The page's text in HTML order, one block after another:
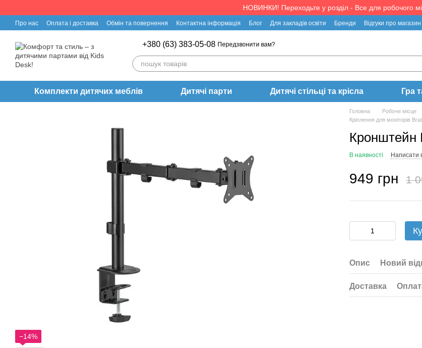
НОВИНКИ! Переходьте у розділ - Все для робочого
Про нас Оплата і доставка Обмін та повернення Контактна інформація Блог Для закладів освіти Бренди Відгуки про магазин
+380 (63) 383-05-08 Передзвонити вам?
Комплекти дитячих меблів Дитячі парти Дитячі стільці та крісла Гра
−14%
Головна Робоче місце
Кріплення для моніторів
Кронштейн
В наявності Написати
949 грн 1
Опис Новий
Доставка